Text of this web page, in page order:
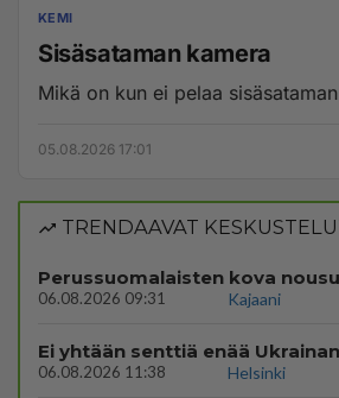
KEMI
Sisäsataman kamera
Mikä on kun ei pelaa
05.08.2026 17:01
TRENDAAVAT
Perussuomalaisten kova
06.08.2026 09:31 Kajaani
Ei yhtään senttiä enää
06.08.2026 11:38 Helsinki